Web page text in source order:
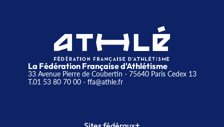
La Fédération Française d'Athlétisme
33 Avenue Pierre de Coubertin - 75640 Paris Cedex 13
T.01 53 80 70 00- ffa@athle.fr